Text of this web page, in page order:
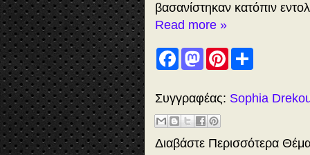
βασανίστηκαν κατόπιν
Read more »
F
a
b
o
o
k
M
a
o
o
n
P
e
t
e
Συγγραφέας: Sophia
Διαβάστε Περισσότερα